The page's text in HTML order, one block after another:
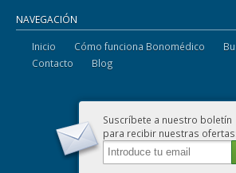
NAVEGACIÓN
Inicio Cómo funciona Bonomédico
Contacto
Blog
Suscríbete a nuestro boletín
para recibir nuestras ofertas: